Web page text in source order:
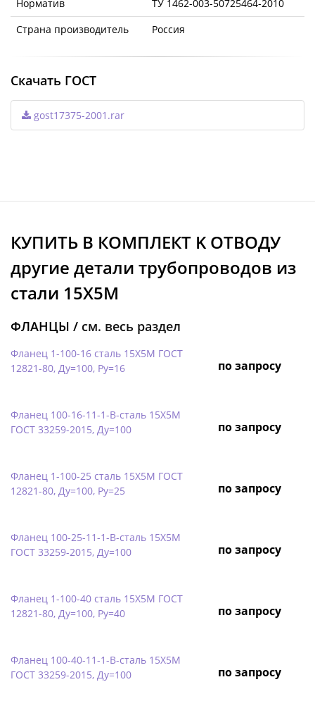
Норматив
ТУ 1462-003-50725464-2010
Страна производитель
Россия
Скачать ГОСТ
gost17375-2001.rar
КУПИТЬ В КОМПЛЕКТ K ОТВОДУ
другие детали трубопроводов из
стали 15Х5М
ФЛАНЦЫ / см. весь раздел
Фланец 1-100-16 сталь 15Х5М ГОСТ
12821-80, Ду=100, Ру=16
по запросу
Фланец 100-16-11-1-B-сталь 15Х5М
ГОСТ 33259-2015, Ду=100
по запросу
Фланец 1-100-25 сталь 15Х5М ГОСТ
12821-80, Ду=100, Ру=25
по запросу
Фланец 100-25-11-1-B-сталь 15Х5М
ГОСТ 33259-2015, Ду=100
по запросу
Фланец 1-100-40 сталь 15Х5М ГОСТ
12821-80, Ду=100, Ру=40
по запросу
Фланец 100-40-11-1-B-сталь 15Х5М
ГОСТ 33259-2015, Ду=100
по запросу